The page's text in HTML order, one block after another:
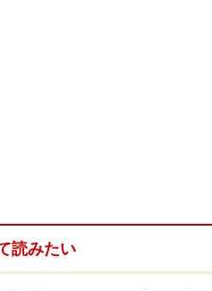
当時は上位20位のうち、実
す。世界のトップ企業20位
インしていたなんて、めっ
読みたい